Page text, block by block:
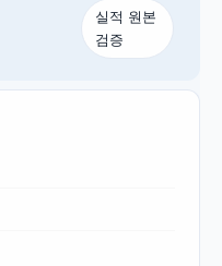
실적 원본
검증